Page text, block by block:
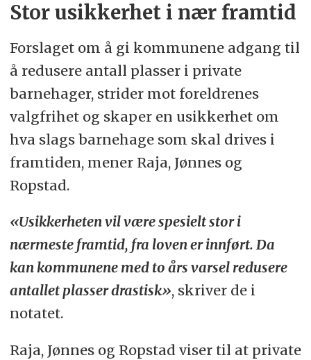
Stor usikkerhet i nær framtid
Forslaget om å gi kommunene adgang til
å redusere antall plasser i private
barnehager, strider mot foreldrenes
valgfrihet og skaper en usikkerhet om
hva slags barnehage som skal drives i
framtiden, mener Raja, Jønnes og
Ropstad.
«Usikkerheten vil være spesielt stor i
nærmeste framtid, fra loven er innført. Da
kan kommunene med to års varsel redusere
antallet plasser drastisk», skriver de i
notatet.
Raja, Jønnes og Ropstad viser til at private